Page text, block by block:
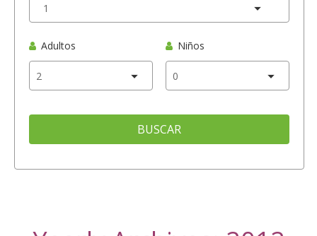
Adultos Niños
BUSCAR